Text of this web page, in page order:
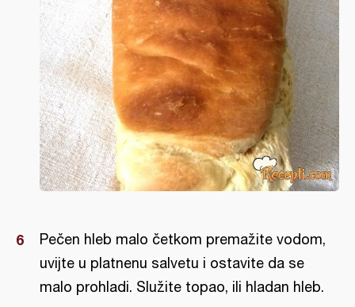
Pečen hleb malo četkom premažite vodom,
uvijte u platnenu salvetu i ostavite da se
malo prohladi. Služite topao, ili hladan hleb.